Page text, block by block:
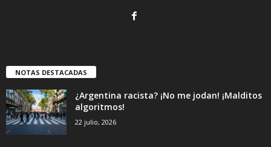
NOTAS DESTACADAS
¿Argentina racista? ¡No me jodan! ¡Malditos
algoritmos!
22 julio, 2026